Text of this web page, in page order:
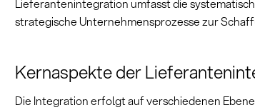
Lieferantenintegration umfasst die
strategische Unternehmensprozesse zur
Kernaspekte der
Die Integration erfolgt auf verschiedenen